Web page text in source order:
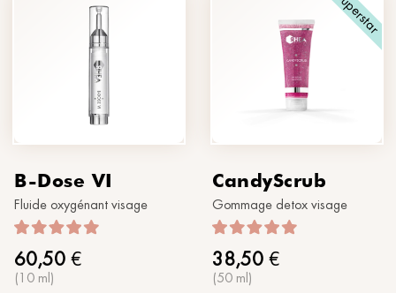
TRAITEMENTS PROFESSIONNELS
DERMOLAYERIN
mySKINETIC
MORPHOLAYERIN
myBODYNAMIC
SPA partners
Faisons connaissance
B-Dose VI
Fluide oxygénant visage
60,50 €
(10 ml)
Superstar
CandyScrub
Gommage detox visage
38,50 €
(50 ml)